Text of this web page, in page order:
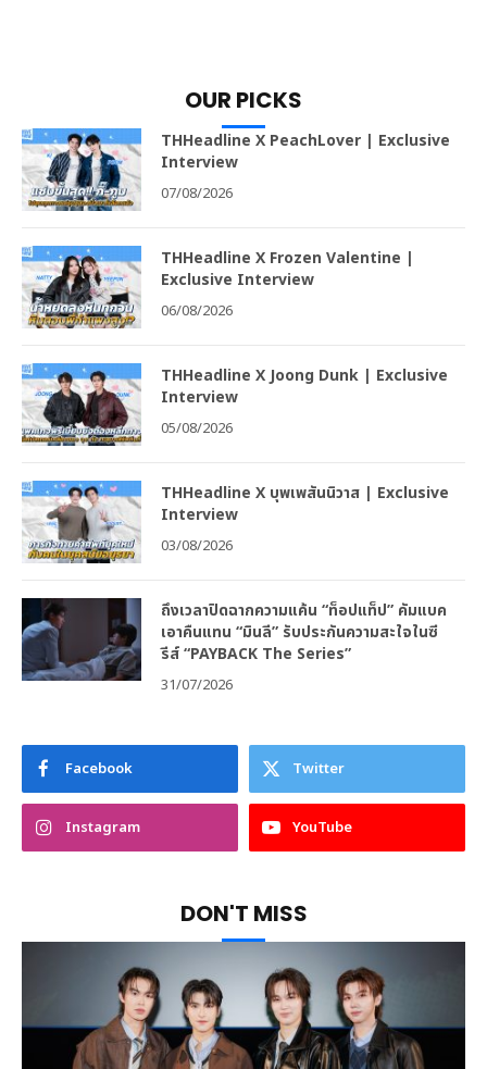
OUR PICKS
THHeadline X PeachLover | Exclusive
Interview
07/08/2026
THHeadline X Frozen Valentine |
Exclusive Interview
06/08/2026
THHeadline X Joong Dunk | Exclusive
Interview
05/08/2026
THHeadline X บุพเพสันนิวาส | Exclusive
Interview
03/08/2026
ถึงเวลาปิดฉากความแค้น “ท็อปแท็ป” คัมแบค
เอาคืนแทน “มินลี” รับประกันความสะใจในซี
รีส์ “PAYBACK The Series”
31/07/2026
Facebook Twitter
Instagram YouTube
DON'T MISS